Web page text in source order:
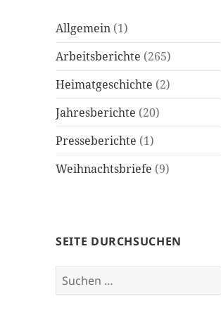
Allgemein (1)
Arbeitsberichte (265)
Heimatgeschichte (2)
Jahresberichte (20)
Presseberichte (1)
Weihnachtsbriefe (9)
SEITE DURCHSUCHEN
Suchen
nach: